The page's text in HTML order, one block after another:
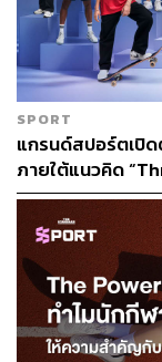
ซิโมน ไบลส์ นัก
หลังเผชิญมรสุม
งานในสนาม ทำ
สหรัฐอเมริกา เ
โตเกียว 2020
SPORT
แกรนด์สปอร์ตเปิด
ภายใต้แนวคิด